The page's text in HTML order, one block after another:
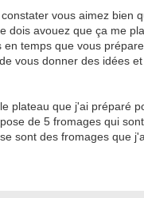
vous aimez bien
dois avouez que ça me
en temps que vous
vous donner des idées
plateau que j'ai préparé
de 5 fromages qui
sont des fromages que